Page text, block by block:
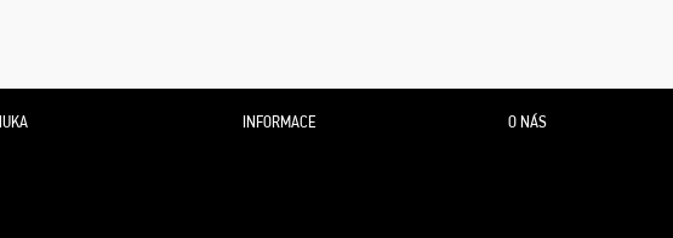
INFORMACE O NÁS